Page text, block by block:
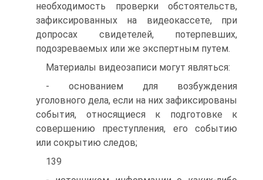
необходимость проверки обстоятельств,
зафиксированных на видеокассете, при
допросах свидетелей, потерпевших,
подозреваемых или же экспертным путем.
Материалы видеозаписи могут являться:
- основанием для возбуждения
уголовного дела, если на них зафиксированы
события, относящиеся к подготовке к
совершению преступления, его событию
или сокрытию следов;
139